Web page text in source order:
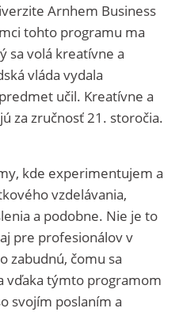
Arnhem Business
tohto programu ma
sa volá kreatívne a
vláda vydala
učil. Kreatívne a
za zručnosť 21. storočia.
kde experimentujem a
vzdelávania,
a podobne. Nie je to
pre profesionálov v
zabudnú, čomu sa
vďaka týmto programom
svojím poslaním a